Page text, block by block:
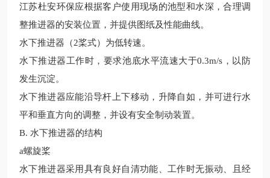
江苏杜安环保应根据客户使用现场的池型和水深，合理调
整推进器的安装位置，并提供图纸及性能曲线。
水下推进器（2桨式）为低转速。
水下推进器工作时，要求池底水平流速大于0.3m/s ，以防
发生沉淀。
水下推进器应能沿导杆上下移动，升降自如，并可进行水
平和垂直方向的调整，并设有安全制动装置。
B. 水下推进器的结构
a螺旋桨
水下推进器采用具有良好自清功能、工作时无振动、且经